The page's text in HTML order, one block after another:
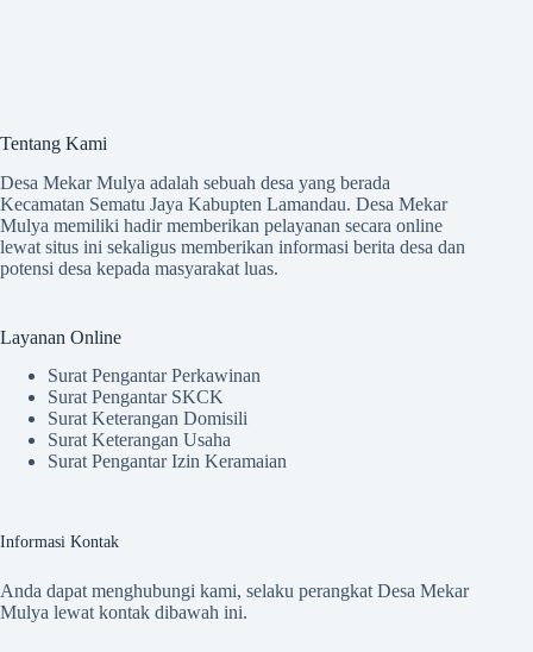
Tentang Kami
Desa Mekar Mulya adalah sebuah desa yang berada
Kecamatan Sematu Jaya Kabupten Lamandau. Desa Mekar
Mulya memiliki hadir memberikan pelayanan secara online
lewat situs ini sekaligus memberikan informasi berita desa dan
potensi desa kepada masyarakat luas.
Layanan Online
Surat Pengantar Perkawinan
Surat Pengantar SKCK
Surat Keterangan Domisili
Surat Keterangan Usaha
Surat Pengantar Izin Keramaian
Informasi Kontak
Anda dapat menghubungi kami, selaku perangkat Desa Mekar
Mulya lewat kontak dibawah ini.